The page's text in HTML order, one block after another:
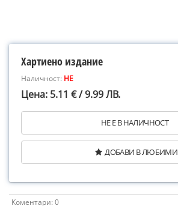
Хартиено издание
Наличност: НЕ
Цена: 5.11 € / 9.99 ЛВ.
НЕ Е В НАЛИЧНОСТ
ДОБАВИ В ЛЮБИМИ
Коментари: 0